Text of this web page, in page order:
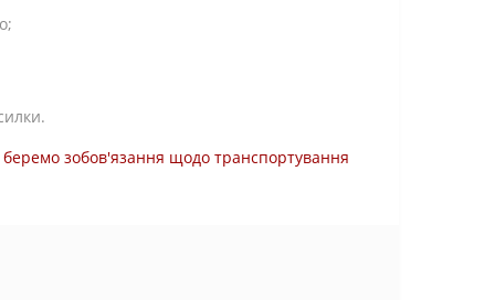
беремо зобов'язання щодо транспортування